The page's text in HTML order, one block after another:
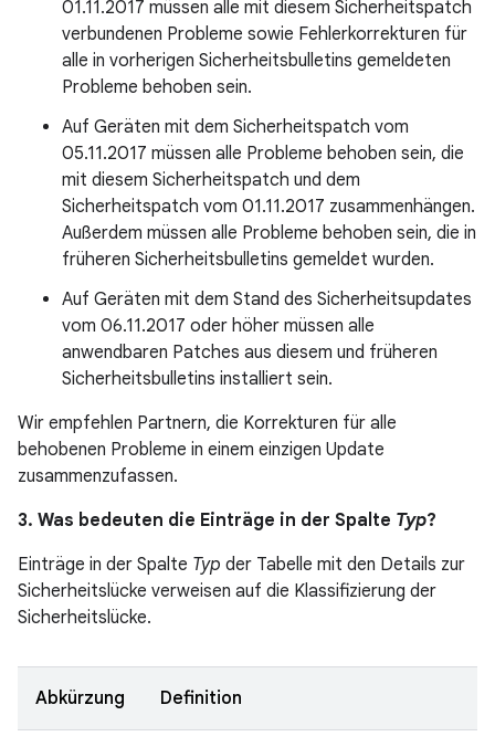
01.11.2017 müssen alle mit diesem Sicherheitspatch
verbundenen Probleme sowie Fehlerkorrekturen für
alle in vorherigen Sicherheitsbulletins gemeldeten
Probleme behoben sein.
Auf Geräten mit dem Sicherheitspatch vom
05.11.2017 müssen alle Probleme behoben sein, die
mit diesem Sicherheitspatch und dem
Sicherheitspatch vom 01.11.2017 zusammenhängen.
Außerdem müssen alle Probleme behoben sein, die in
früheren Sicherheitsbulletins gemeldet wurden.
Auf Geräten mit dem Stand des Sicherheitsupdates
vom 06.11.2017 oder höher müssen alle
anwendbaren Patches aus diesem und früheren
Sicherheitsbulletins installiert sein.
Wir empfehlen Partnern, die Korrekturen für alle
behobenen Probleme in einem einzigen Update
zusammenzufassen.
3. Was bedeuten die Einträge in der Spalte Typ?
Einträge in der Spalte Typ der Tabelle mit den Details zur
Sicherheitslücke verweisen auf die Klassifizierung der
Sicherheitslücke.
Abkürzung Definition